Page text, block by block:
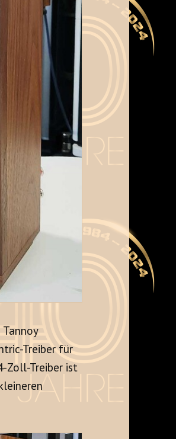
Treiber für
Zoll-Treiber ist